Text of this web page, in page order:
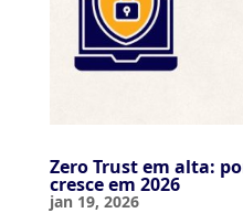
Zero Trust em alta:
cresce em 2026
jan 19, 2026